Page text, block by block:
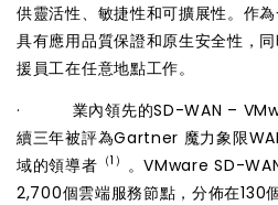
供靈活性、敏捷性和可擴展性。作
具有應用品質保證和原生安全性，
援員工在任意地點工作。
· 業內領先的SD-WAN –
續三年被評為Gartner 魔力象限
域的領導者 （1） 。VMware SD-
2,700個雲端服務節點，分佈在130